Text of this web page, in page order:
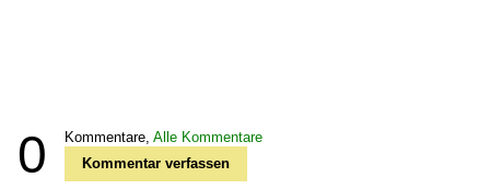
0 Kommentare, Alle Kommentare
Kommentar verfassen